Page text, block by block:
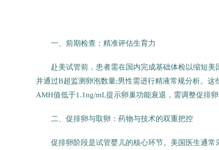
一、前期检查：精准评估生育力
赴美试管前，患者需在国内完成基础体检以缩短
并通过B超监测卵泡数量;男性需进行精液常规分析。
AMH值低于1.1ng/mL提示卵巢功能衰退，需调整促排卵
二、促排卵与取卵：药物与技术的双重把控
促排卵阶段是试管婴儿的核心环节。美国医生通